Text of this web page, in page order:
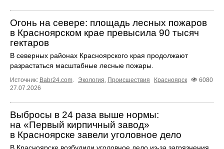
Огонь на севере: площадь лесных пожаров
в Красноярском крае превысила 90 тысяч
гектаров
В северных районах Красноярского края продолжают
разрастаться масштабные лесные пожары.
Источник: Babr24.com. Экология, Происшествия Красноярск
6080
27.07.2026
Выбросы в 24 раза выше нормы:
на «Первый кирпичный завод»
в Красноярске завели уголовное дело